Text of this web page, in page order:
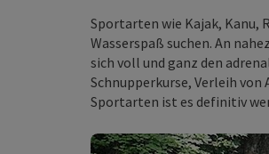
Sportarten wie Kajak, Kanu,
Wasserspaß suchen. An
sich voll und ganz den
Schnupperkurse, Verleih von
Sportarten ist es definitiv